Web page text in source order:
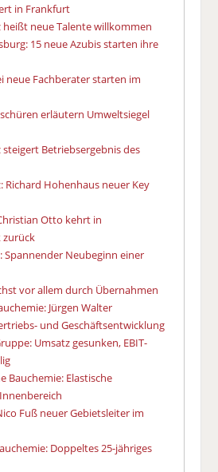
in Frankfurt
heißt neue Talente willkommen
15 neue Azubis starten ihre
neue Fachberater starten im
erläutern Umweltsiegel
steigert Betriebsergebnis des
Richard Hohenhaus neuer Key
Otto kehrt in
zurück
Spannender Neubeginn einer
vor allem durch Übernahmen
Jürgen Walter
und Geschäftsentwicklung
Umsatz gesunken, EBIT-
Bauchemie: Elastische
Fuß neuer Gebietsleiter im
Doppeltes 25-jähriges